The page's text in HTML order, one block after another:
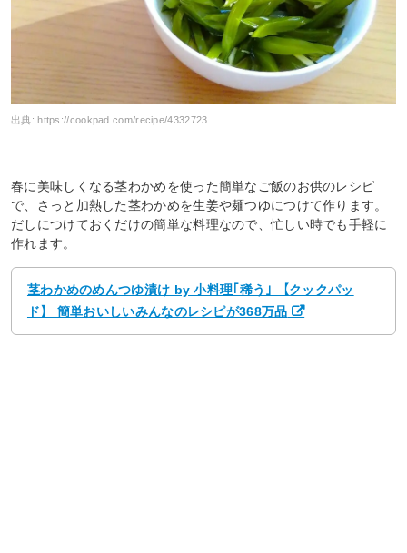
出典:https://cookpad.com/recipe/4332723
春に美味しくなる茎わかめを使った簡単なご飯のお供のレシピ
で、さっと加熱した茎わかめを生姜や麺つゆにつけて作ります。
だしにつけておくだけの簡単な料理なので、忙しい時でも手軽に
作れます。
茎わかめのめんつゆ漬け by 小料理｢稀う｣ 【クックパッ
ド】 簡単おいしいみんなのレシピが368万品